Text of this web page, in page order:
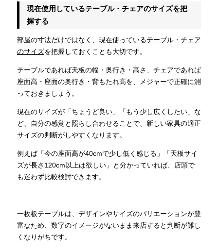
現在使用しているテーブル・チェアのサイズを把
握する
部屋の寸法だけではなく、 現在使っているテーブル・チェア
のサイズを把握しておくことも大切です。
テーブルであれば天板の幅・奥行き・高さ、チェアであれば
座面高・座面の奥行き・背もたれ高を、メジャーで正確に測
っておきましょう。
現在のサイズが「ちょうど良い」「もう少し広くしたい」な
ど、自分の感覚と照らし合わせることで、新しい家具の適正
サイズの判断がしやすくなります。
例えば「今の座面高が40cmで少し低く感じる」「天板サイ
ズが長さ120cm以上は欲しい」と分かっていれば、店頭で
も迷わず比較検討できます。
一枚板テーブルは、デザインやサイズのバリエーションが豊
富なため、数字のイメージがないまま来店すると判断が難し
くなりがちです。